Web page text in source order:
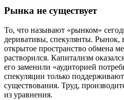
Рынка не существует
То, что называют «рынком»
деривативы, спекулянты.
открытое пространство обмена
растворился. Капитализм
его заменили «аудиторией
спекуляции только
существования. Труд,
из уравнения.